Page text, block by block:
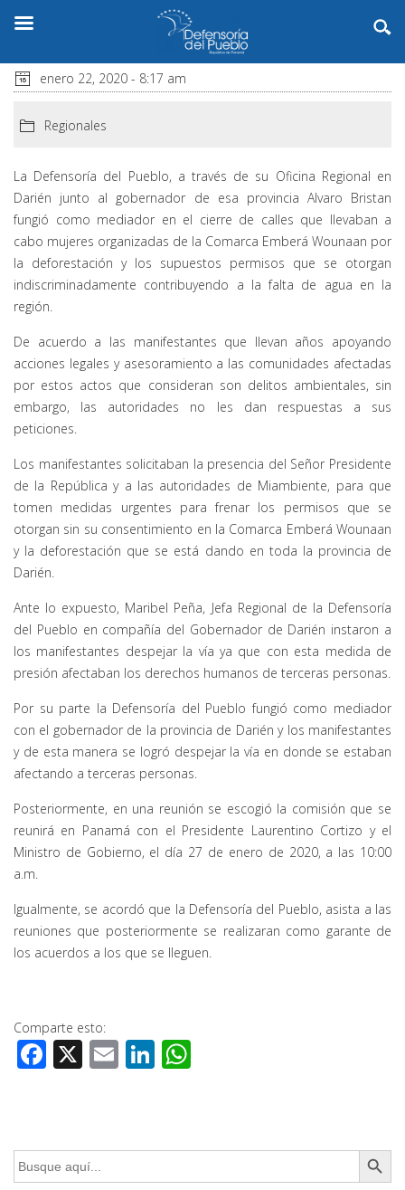
enero 22, 2020 - 8:17 am
Regionales
La Defensoría del Pueblo, a través de su Oficina Regional en
Darién junto al gobernador de esa provincia Alvaro Bristan
fungió como mediador en el cierre de calles que llevaban a
cabo mujeres organizadas de la Comarca Emberá Wounaan por
la deforestación y los supuestos permisos que se otorgan
indiscriminadamente contribuyendo a la falta de agua en la
región.
De acuerdo a las manifestantes que llevan años apoyando
acciones legales y asesoramiento a las comunidades afectadas
por estos actos que consideran son delitos ambientales, sin
embargo, las autoridades no les dan respuestas a sus
peticiones.
Los manifestantes solicitaban la presencia del Señor Presidente
de la República y a las autoridades de Miambiente, para que
tomen medidas urgentes para frenar los permisos que se
otorgan sin su consentimiento en la Comarca Emberá Wounaan
y la deforestación que se está dando en toda la provincia de
Darién.
Ante lo expuesto, Maribel Peña, Jefa Regional de la Defensoría
del Pueblo en compañía del Gobernador de Darién instaron a
los manifestantes despejar la vía ya que con esta medida de
presión afectaban los derechos humanos de terceras personas.
Por su parte la Defensoría del Pueblo fungió como mediador
con el gobernador de la provincia de Darién y los manifestantes
y de esta manera se logró despejar la vía en donde se estaban
afectando a terceras personas.
Posteriormente, en una reunión se escogió la comisión que se
reunirá en Panamá con el Presidente Laurentino Cortizo y el
Ministro de Gobierno, el día 27 de enero de 2020, a las 10:00
a.m.
Igualmente, se acordó que la Defensoría del Pueblo, asista a las
reuniones que posteriormente se realizaran como garante de
los acuerdos a los que se lleguen.
Comparte esto:
Facebook
X EmailLinkedIn
Buscar: Botón de